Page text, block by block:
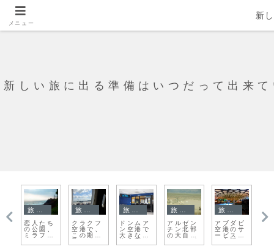
新しい旅に出る準備はいつだって出来
初めまし
てのネパ
ールで食
の初日
マカオで
ポルトガ
ル料理を
食べるな
らこのお
【ヨーロ
ッパ旅】
チェコ
プラハの
街まとめ
アンコー
ルワット
の夕陽は
どんなで
しょう
ただい
ま！！ク
ラクフ
ど
メニュー
新